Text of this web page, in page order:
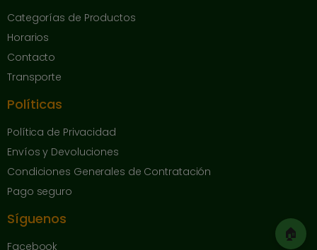
🏠
Categorías de Productos
Horarios
Contacto
Transporte
Políticas
Política de Privacidad
Envíos y Devoluciones
Condiciones Generales de Contratación
Pago seguro
Síguenos
Facebook